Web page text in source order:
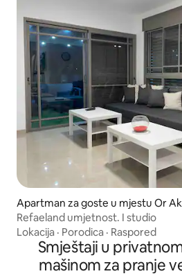
Apartman za goste u mjestu Or
Refaeland umjetnost. I studio
Lokacija · Porodica · Raspored
Smještaji u
mašinom za pranje